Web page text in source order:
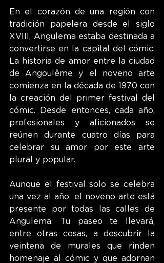
En el corazón de una región con
tradición papelera desde el siglo
XVIII, Angulema estaba destinada a
convertirse en la capital del cómic.
La historia de amor entre la ciudad
de Angoulême y el noveno arte
comienza en la década de 1970 con
la creación del primer festival del
cómic. Desde entonces, cada año,
profesionales y aficionados se
reúnen durante cuatro días para
celebrar su amor por este arte
plural y popular.
Aunque el festival solo se celebra
una vez al año, el noveno arte está
presente por todas las calles de
Angulema. Tu paseo te llevará,
entre otras cosas, a descubrir la
veintena de murales que rinden
homenaje al cómic y que adornan